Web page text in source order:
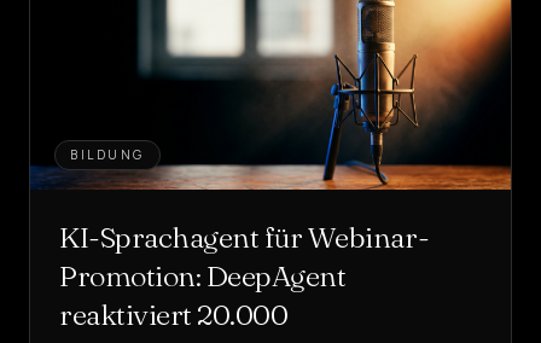
BILDUNG
KI-Sprachagent für Webinar-
Promotion: DeepAgent
reaktiviert 20.000